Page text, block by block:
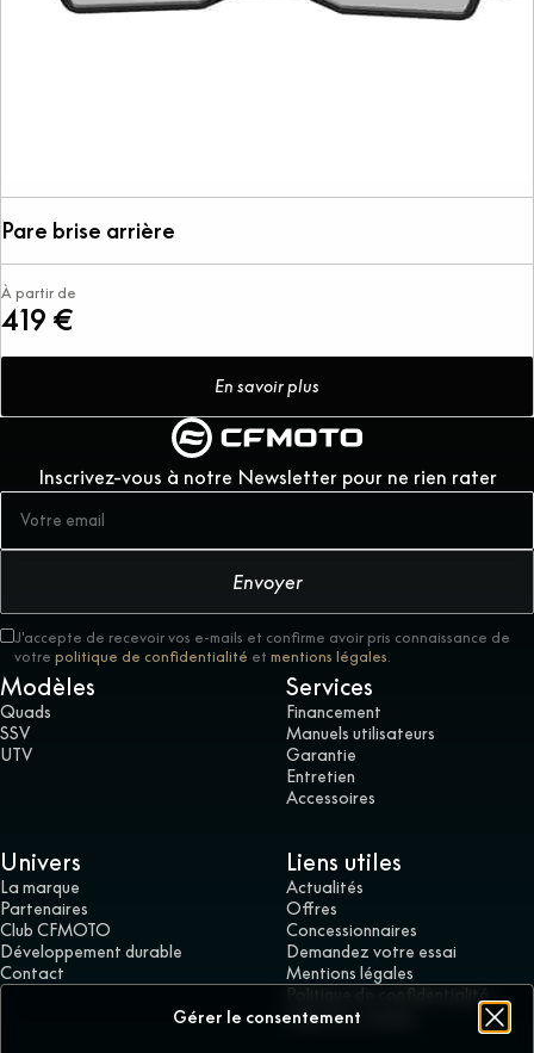
Gérer le consentement
Pare brise arrière
À partir de
419 €
En savoir plus
Inscrivez-vous à notre Newsletter pour ne rien rater
Envoyer
J'accepte de recevoir vos e-mails et confirme avoir pris connaissance de
votre politique de confidentialité et mentions légales
Modèles
Quads
SSV
UTV
Services
Financement
Manuels utilisateurs
Garantie
Entretien
Accessoires
Univers
La marque
Partenaires
Club CFMOTO
Développement durable
Contact
Liens utiles
Actualités
Offres
Concessionnaires
Demandez votre essai
Mentions légales
Politique de confidentialité
Gérer les cookies